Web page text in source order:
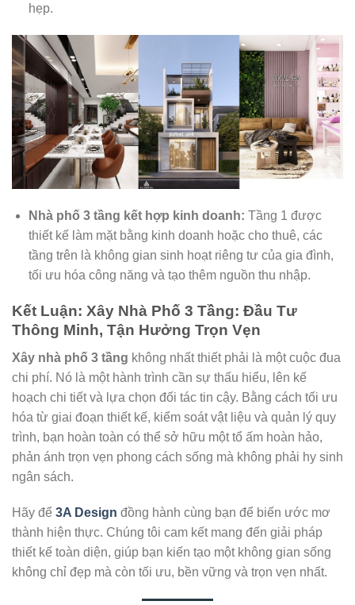
hẹp.
Nhà phố 3 tầng kết hợp kinh doanh: Tầng 1 được
thiết kế làm mặt bằng kinh doanh hoặc cho thuê, các
tầng trên là không gian sinh hoạt riêng tư của gia đình,
tối ưu hóa công năng và tạo thêm nguồn thu nhập.
Kết Luận: Xây Nhà Phố 3 Tầng: Đầu Tư
Thông Minh, Tận Hưởng Trọn Vẹn
Xây nhà phố 3 tầng không nhất thiết phải là một cuộc đua
chi phí. Nó là một hành trình cần sự thấu hiểu, lên kế
hoạch chi tiết và lựa chọn đối tác tin cậy. Bằng cách tối ưu
hóa từ giai đoạn thiết kế, kiểm soát vật liệu và quản lý quy
trình, bạn hoàn toàn có thể sở hữu một tổ ấm hoàn hảo,
phản ánh trọn vẹn phong cách sống mà không phải hy sinh
ngân sách.
Hãy để 3A Design đồng hành cùng bạn để biến ước mơ
thành hiện thực. Chúng tôi cam kết mang đến giải pháp
thiết kế toàn diện, giúp bạn kiến tạo một không gian sống
không chỉ đẹp mà còn tối ưu, bền vững và trọn vẹn nhất.